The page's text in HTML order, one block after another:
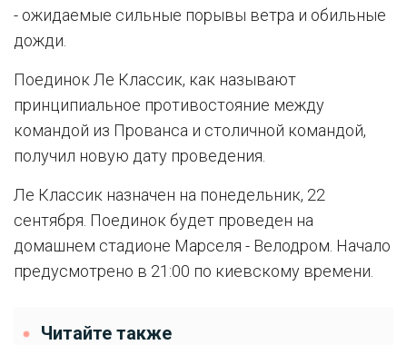
- ожидаемые сильные порывы ветра и обильные
дожди.
Поединок Ле Классик, как называют
принципиальное противостояние между
командой из Прованса и столичной командой,
получил новую дату проведения.
Ле Классик назначен на понедельник, 22
сентября. Поединок будет проведен на
домашнем стадионе Марселя - Велодром. Начало
предусмотрено в 21:00 по киевскому времени.
Читайте также